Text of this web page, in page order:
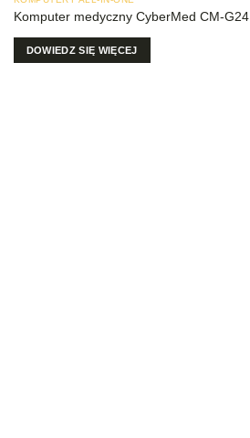
Komputer medyczny CyberMed CM-G24
DOWIEDZ SIĘ WIĘCEJ